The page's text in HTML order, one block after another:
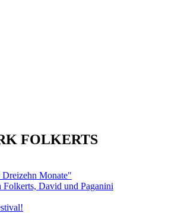
FOLKERTS
Monate"
David und Paganini